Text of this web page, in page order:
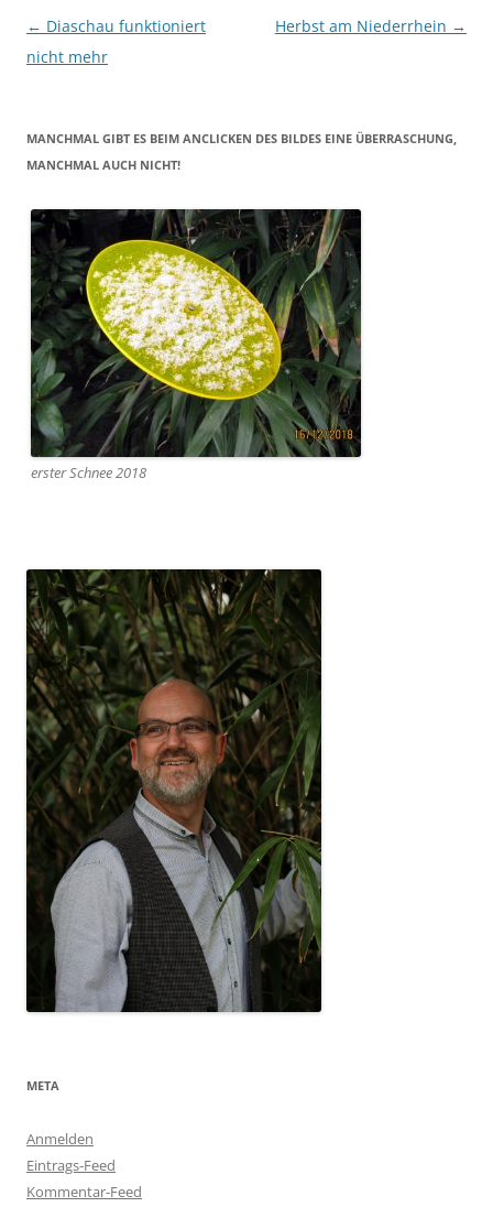
Beitragsnavigation
← Diaschau funktioniert
nicht mehr
Herbst am Niederrhein →
MANCHMAL GIBT ES BEIM ANCLICKEN DES BILDES EINE ÜBERRASCHUNG,
MANCHMAL AUCH NICHT!
erster Schnee 2018
META
Anmelden
Eintrags-Feed
Kommentar-Feed